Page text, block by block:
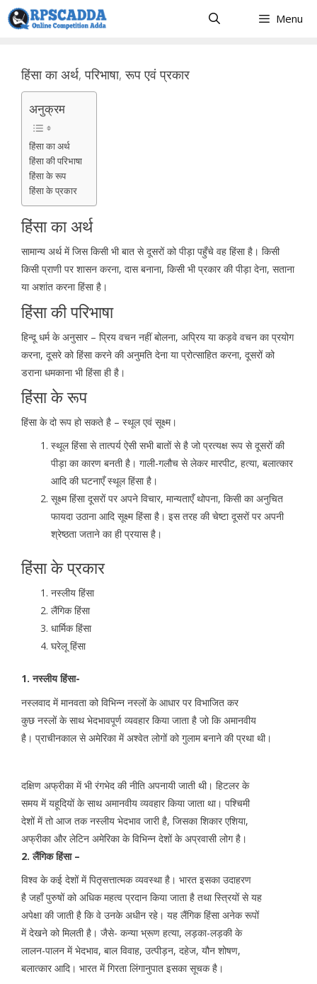
Skip
to
Menu
हिंसा का अर्थ, परिभाषा, रूप एवं प्रकार
अनुक्रम
हिंसा का अर्थ
हिंसा की परिभाषा
हिंसा के रूप
हिंसा के प्रकार
हिंसा का अर्थ
सामान्य अर्थ में जिस किसी भी बात से दूसरों को पीड़ा पहुँचे वह हिंसा है। किसी
किसी प्राणी पर शासन करना, दास बनाना, किसी भी प्रकार की पीड़ा देना, सताना
या अशांत करना हिंसा है।
हिंसा की परिभाषा
हिन्दू धर्म के अनुसार – प्रिय वचन नहीं बोलना, अप्रिय या कड़वे वचन का प्रयोग
करना, दूसरे को हिंसा करने की अनुमति देना या प्रोत्साहित करना, दूसरों को
डराना धमकाना भी हिंसा ही है।
हिंसा के रूप
हिंसा के दो रूप हो सकते है – स्थूल एवं सूक्ष्म।
स्थूल हिंसा से तात्पर्य ऐसी सभी बातों से है जो प्रत्यक्ष रूप से दूसरों की
पीड़ा का कारण बनती है। गाली-गलौच से लेकर मारपीट, हत्या, बलात्कार
आदि की घटनाएँ स्थूल हिंसा है।
सूक्ष्म हिंसा दूसरों पर अपने विचार, मान्यताएँ थोपना, किसी का अनुचित
फायदा उठाना आदि सूक्ष्म हिंसा है। इस तरह की चेष्टा दूसरों पर अपनी
श्रेष्ठता जताने का ही प्रयास है।
हिंसा के प्रकार
नस्लीय हिंसा
लैंगिक हिंसा
धार्मिक हिंसा
घरेलू हिंसा
1. नस्लीय हिंसा-
नस्लवाद में मानवता को विभिन्न नस्लों के आधार पर विभाजित कर
कुछ नस्लों के साथ भेदभावपूर्ण व्यवहार किया जाता है जो कि अमानवीय
है। प्राचीनकाल से अमेरिका में अश्वेत लोगों को गुलाम बनाने की प्रथा थी।
दक्षिण अफ्रीका में भी रंगभेद की नीति अपनायी जाती थी। हिटलर के
समय में यहूदियों के साथ अमानवीय व्यवहार किया जाता था। पश्चिमी
देशों में तो आज तक नस्लीय भेदभाव जारी है, जिसका शिकार एशिया,
अफ्रीका और लेटिन अमेरिका के विभिन्न देशों के अप्रवासी लोग है।
2. लैंगिक हिंसा –
विश्व के कई देशों में पितृसत्तात्मक व्यवस्था है। भारत इसका उदाहरण
है जहाँ पुरुषों को अधिक महत्व प्रदान किया जाता है तथा स्त्रियों से यह
अपेक्षा की जाती है कि वे उनके अधीन रहे। यह लैंगिक हिंसा अनेक रूपों
में देखने को मिलती है। जैसे- कन्या भ्रूण हत्या, लड़का-लड़की के
लालन-पालन में भेदभाव, बाल विवाह, उत्पीड़न, दहेज, यौन शोषण,
बलात्कार आदि। भारत में गिरता लिंगानुपात इसका सूचक है।